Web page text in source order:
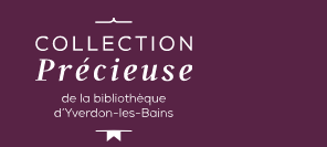
contenu
principal